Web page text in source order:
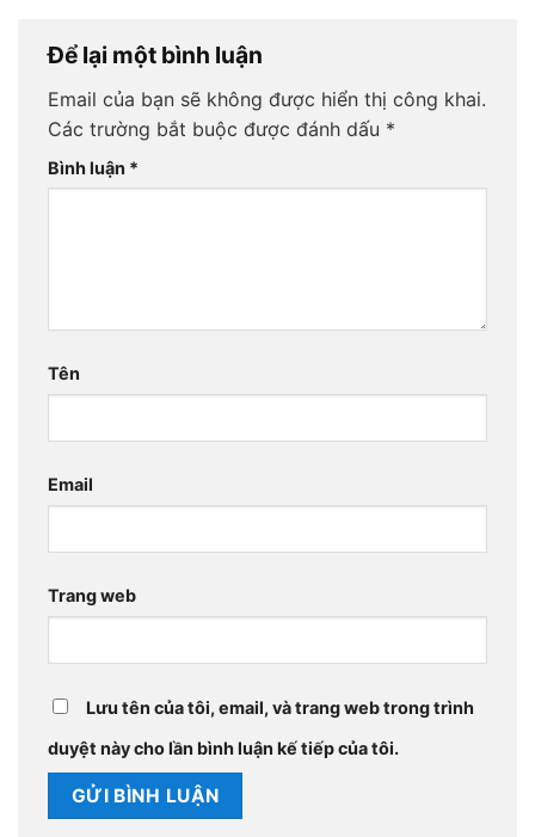
Để lại một bình luận
Email của bạn sẽ không được hiển thị công khai.
Các trường bắt buộc được đánh dấu *
Bình luận *
Tên
Email
Trang web
Lưu tên của tôi, email, và trang web trong trình
duyệt này cho lần bình luận kế tiếp của tôi.